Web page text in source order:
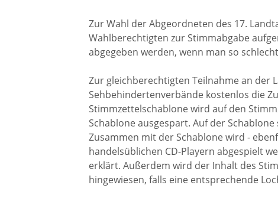
Wahlen / Abstimmungen
Hochwassermanagement
Starkregenrisikomanagement
Hochwasserschutz
Zur Wahl der Abgeordneten des 17.
Wahlberechtigten zur Stimmabgabe
abgegeben werden, wenn man so
Zur gleichberechtigten Teilnahme an der
Sehbehindertenverbände kostenlos die
Stimmzettelschablone wird auf den
Schablone ausgespart. Auf der
Zusammen mit der Schablone wird -
handelsüblichen CD-Playern abgespielt
erklärt. Außerdem wird der Inhalt des
hingewiesen, falls eine entsprechende